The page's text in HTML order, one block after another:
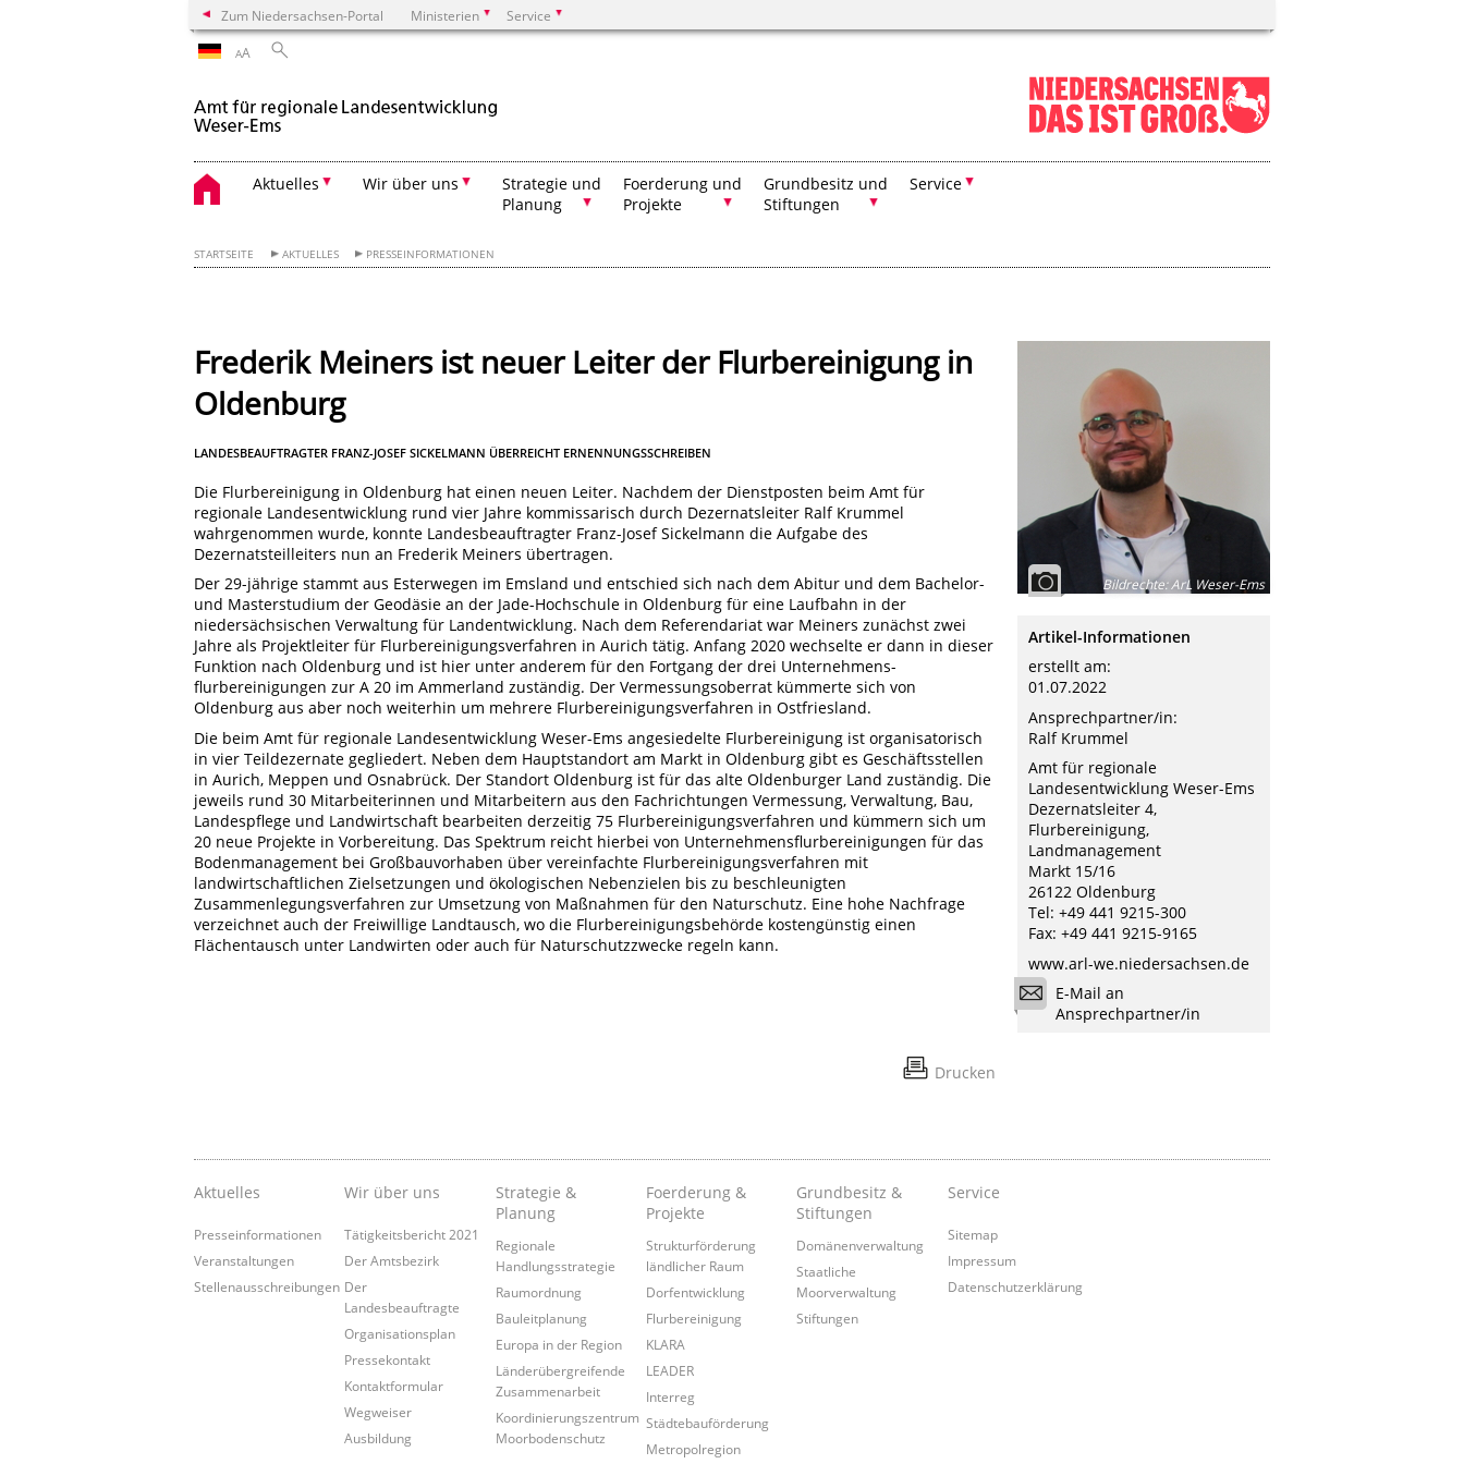
Zum Niedersachsen-Portal Ministerien Service
AA
Aktuelles Wir über uns
Strategie und
Planung
Foerderung und
Projekte
Grundbesitz und
Stiftungen
Service
STARTSEITE AKTUELLES PRESSEINFORMATIONEN
Frederik Meiners ist neuer Leiter der Flurbereinigung in
Oldenburg
LANDESBEAUFTRAGTER FRANZ-JOSEF SICKELMANN ÜBERREICHT ERNENNUNGSSCHREIBEN
Die Flurbereinigung in Oldenburg hat einen neuen Leiter. Nachdem der Dienstposten beim Amt für
regionale Landesentwicklung rund vier Jahre kommissarisch durch Dezernatsleiter Ralf Krummel
wahrgenommen wurde, konnte Landesbeauftragter Franz-Josef Sickelmann die Aufgabe des
Dezernatsteilleiters nun an Frederik Meiners übertragen.
Der 29-jährige stammt aus Esterwegen im Emsland und entschied sich nach dem Abitur und dem Bachelor-
und Masterstudium der Geodäsie an der Jade-Hochschule in Oldenburg für eine Laufbahn in der
niedersächsischen Verwaltung für Landentwicklung. Nach dem Referendariat war Meiners zunächst zwei
Jahre als Projektleiter für Flurbereinigungsverfahren in Aurich tätig. Anfang 2020 wechselte er dann in dieser
Funktion nach Oldenburg und ist hier unter anderem für den Fortgang der drei Unternehmens­
flurbereinigungen zur A 20 im Ammerland zuständig. Der Vermessungsoberrat kümmerte sich von
Oldenburg aus aber noch weiterhin um mehrere Flurbereinigungsverfahren in Ostfriesland.
Die beim Amt für regionale Landesentwicklung Weser-Ems angesiedelte Flurbereinigung ist organisatorisch
in vier Teildezernate gegliedert. Neben dem Hauptstandort am Markt in Oldenburg gibt es Geschäftsstellen
in Aurich, Meppen und Osnabrück. Der Standort Oldenburg ist für das alte Oldenburger Land zuständig. Die
jeweils rund 30 Mitarbeiterinnen und Mitarbeitern aus den Fachrichtungen Vermessung, Verwaltung, Bau,
Landespflege und Landwirtschaft bearbeiten derzeitig 75 Flurbereinigungsverfahren und kümmern sich um
20 neue Projekte in Vorbereitung. Das Spektrum reicht hierbei von Unternehmensflurbereinigungen für das
Bodenmanagement bei Großbauvorhaben über vereinfachte Flurbereinigungsverfahren mit
landwirtschaftlichen Zielsetzungen und ökologischen Nebenzielen bis zu beschleunigten
Zusammenlegungsverfahren zur Umsetzung von Maßnahmen für den Naturschutz. Eine hohe Nachfrage
verzeichnet auch der Freiwillige Landtausch, wo die Flurbereinigungsbehörde kostengünstig einen
Flächentausch unter Landwirten oder auch für Naturschutzzwecke regeln kann.
Drucken
Bildrechte:ArL Weser-Ems
Artikel-Informationen
erstellt am:
01.07.2022
Ansprechpartner/in:
Ralf Krummel
Amt für regionale
Landesentwicklung Weser-Ems
Dezernatsleiter 4,
Flurbereinigung,
Landmanagement
Markt 15/16
26122 Oldenburg
Tel: +49 441 9215-300
Fax: +49 441 9215-9165
www.arl-we.niedersachsen.de
E-Mail an
Ansprechpartner/in
Aktuelles
Presseinformationen
Veranstaltungen
Stellenausschreibungen
Wir über uns
Tätigkeitsbericht 2021
Der Amtsbezirk
Der
Landesbeauftragte
Organisationsplan
Pressekontakt
Kontaktformular
Wegweiser
Ausbildung
Strategie &
Planung
Regionale
Handlungsstrategie
Raumordnung
Bauleitplanung
Europa in der Region
Länderübergreifende
Zusammenarbeit
Koordinierungszentrum
Moorbodenschutz
Foerderung &
Projekte
Strukturförderung
ländlicher Raum
Dorfentwicklung
Flurbereinigung
KLARA
LEADER
Interreg
Städtebauförderung
Metropolregion
Grundbesitz &
Stiftungen
Domänenverwaltung
Staatliche
Moorverwaltung
Stiftungen
Service
Sitemap
Impressum
Datenschutzerklärung